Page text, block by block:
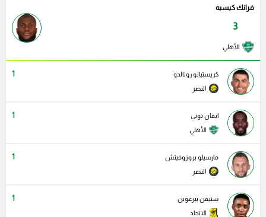
فرانك كيسيه
3
الأهلي
كريستيانو رونالدو 1
النصر
ايفان توني 1
الأهلي
مارسيلو بروزوفيتش 1
النصر
ستيفن بيرغوين 1
الاتحاد